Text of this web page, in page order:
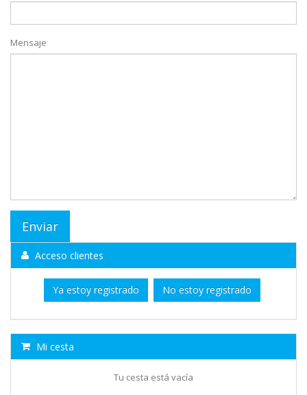
Mensaje
Acceso clientes
Ya estoy registrado No estoy registrado
Mi cesta
Tu cesta está vacía